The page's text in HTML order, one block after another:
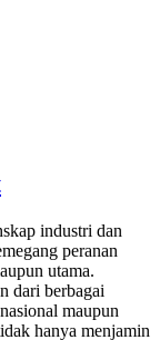
industri dan
peranan
utama.
dari berbagai
maupun
hanya menjamin